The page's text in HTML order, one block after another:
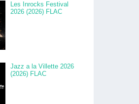
Les Inrocks Festival
2026 (2026) FLAC
Jazz a la Villette 2026
(2026) FLAC